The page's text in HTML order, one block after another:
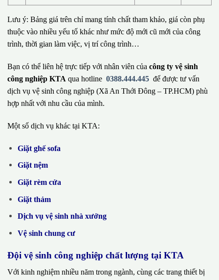
Lưu ý: Bảng giá trên chỉ mang tính chất tham khảo, giá còn phụ
thuộc vào nhiều yếu tố khác như mức độ mới cũ mới của công
trình, thời gian làm việc, vị trí công trình…
Bạn có thể liên hệ trực tiếp với nhân viên của công ty vệ sinh
công nghiệp KTA qua hotline 0388.444.445 để được tư vấn
dịch vụ vệ sinh công nghiệp (Xã An Thới Đông – TP.HCM) phù
hợp nhất với nhu cầu của mình.
Một số dịch vụ khác tại KTA:
Giặt ghế sofa
Giặt nệm
Giặt rèm cửa
Giặt thảm
Dịch vụ vệ sinh nhà xưởng
Vệ sinh chung cư
Đội vệ sinh công nghiệp chất lượng tại KTA
Với kinh nghiệm nhiều năm trong ngành, cùng các trang thiết bị